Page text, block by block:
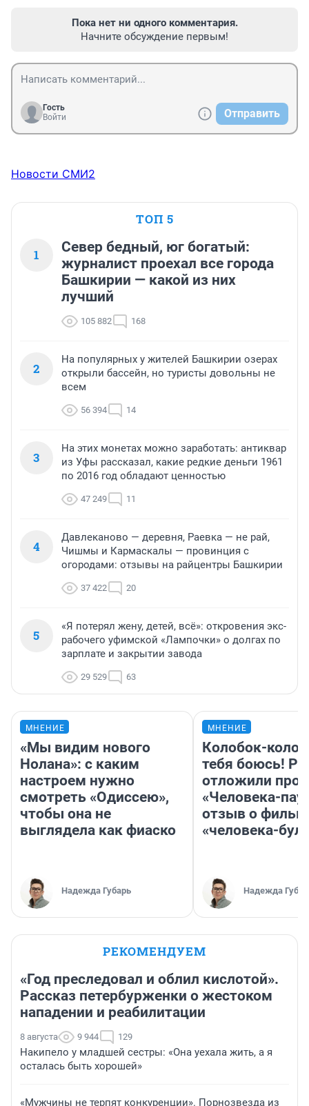
Пока нет ни одного комментария.
Начните обсуждение первым!
Гость
Войти
Отправить
Новости СМИ2
ТОП 5
1
Север бедный, юг богатый:
журналист проехал все города
Башкирии — какой из них
лучший
105 882 168
2
На популярных у жителей Башкирии озерах
открыли бассейн, но туристы довольны не
всем
56 394 14
3
На этих монетах можно заработать: антиквар
из Уфы рассказал, какие редкие деньги 1961
по 2016 год обладают ценностью
47 249 11
4
Давлеканово — деревня, Раевка — не рай,
Чишмы и Кармаскалы — провинция с
огородами: отзывы на райцентры Башкирии
37 422 20
5
«Я потерял жену, детей, всё»: откровения экс-
рабочего уфимской «Лампочки» о долгах по
зарплате и закрытии завода
29 529 63
МНЕНИЕ
«Мы видим нового
Нолана»: с каким
настроем нужно
смотреть «Одиссею»,
чтобы она не
выглядела как фиаско
Надежда Губарь
МНЕНИЕ
Колобок-
тебя боюсь!
отложили
«Человека-
отзыв о
«человека-
Надежда
РЕКОМЕНДУЕМ
«Год преследовал и облил кислотой».
Рассказ петербурженки о жестоком
нападении и реабилитации
8 августа 9 944 129
Накипело у младшей сестры: «Она уехала жить, а я
осталась быть хорошей»
«Мужчины не терпят конкуренции». Порнозвезда из